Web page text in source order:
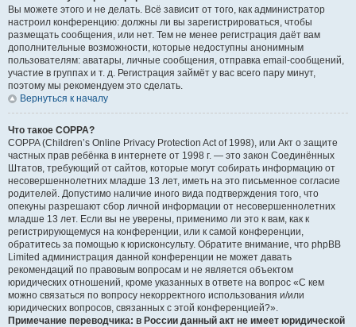
Вы можете этого и не делать. Всё зависит от того, как администратор
настроил конференцию: должны ли вы зарегистрироваться, чтобы
размещать сообщения, или нет. Тем не менее регистрация даёт вам
дополнительные возможности, которые недоступны анонимным
пользователям: аватары, личные сообщения, отправка email-сообщений,
участие в группах и т. д. Регистрация займёт у вас всего пару минут,
поэтому мы рекомендуем это сделать.
Вернуться к началу
Что такое COPPA?
COPPA (Children’s Online Privacy Protection Act of 1998), или Акт о защите
частных прав ребёнка в интернете от 1998 г. — это закон Соединённых
Штатов, требующий от сайтов, которые могут собирать информацию от
несовершеннолетних младше 13 лет, иметь на это письменное согласие
родителей. Допустимо наличие иного вида подтверждения того, что
опекуны разрешают сбор личной информации от несовершеннолетних
младше 13 лет. Если вы не уверены, применимо ли это к вам, как к
регистрирующемуся на конференции, или к самой конференции,
обратитесь за помощью к юрисконсульту. Обратите внимание, что phpBB
Limited администрация данной конференции не может давать
рекомендаций по правовым вопросам и не является объектом
юридических отношений, кроме указанных в ответе на вопрос «С кем
можно связаться по вопросу некорректного использования и/или
юридических вопросов, связанных с этой конференцией?».
Примечание переводчика: в России данный акт не имеет юридической